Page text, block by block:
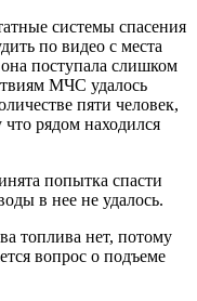
системы спасения
по видео с места
поступала слишком
МЧС удалось
пяти человек,
рядом находился
попытка спасти
в нее не удалось.
топлива нет, потому
вопрос о подъеме